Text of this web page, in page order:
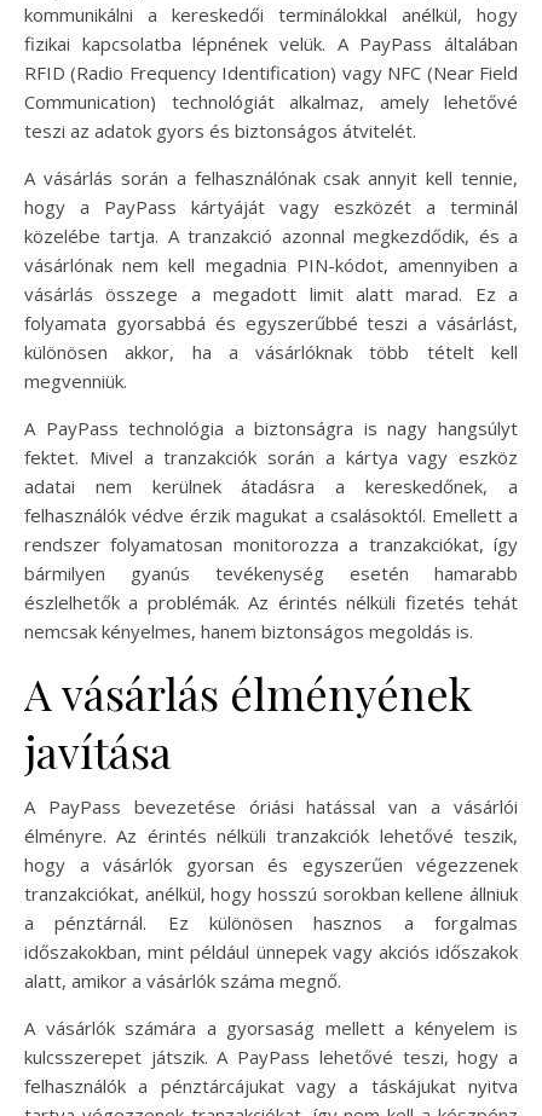
kommunikálni a kereskedői terminálokkal anélkül, hogy
fizikai kapcsolatba lépnének velük. A PayPass általában
RFID (Radio Frequency Identification) vagy NFC (Near Field
Communication) technológiát alkalmaz, amely lehetővé
teszi az adatok gyors és biztonságos átvitelét.
A vásárlás során a felhasználónak csak annyit kell tennie,
hogy a PayPass kártyáját vagy eszközét a terminál
közelébe tartja. A tranzakció azonnal megkezdődik, és a
vásárlónak nem kell megadnia PIN-kódot, amennyiben a
vásárlás összege a megadott limit alatt marad. Ez a
folyamata gyorsabbá és egyszerűbbé teszi a vásárlást,
különösen akkor, ha a vásárlóknak több tételt kell
megvenniük.
A PayPass technológia a biztonságra is nagy hangsúlyt
fektet. Mivel a tranzakciók során a kártya vagy eszköz
adatai nem kerülnek átadásra a kereskedőnek, a
felhasználók védve érzik magukat a csalásoktól. Emellett a
rendszer folyamatosan monitorozza a tranzakciókat, így
bármilyen gyanús tevékenység esetén hamarabb
észlelhetők a problémák. Az érintés nélküli fizetés tehát
nemcsak kényelmes, hanem biztonságos megoldás is.
A vásárlás élményének
javítása
A PayPass bevezetése óriási hatással van a vásárlói
élményre. Az érintés nélküli tranzakciók lehetővé teszik,
hogy a vásárlók gyorsan és egyszerűen végezzenek
tranzakciókat, anélkül, hogy hosszú sorokban kellene állniuk
a pénztárnál. Ez különösen hasznos a forgalmas
időszakokban, mint például ünnepek vagy akciós időszakok
alatt, amikor a vásárlók száma megnő.
A vásárlók számára a gyorsaság mellett a kényelem is
kulcsszerepet játszik. A PayPass lehetővé teszi, hogy a
felhasználók a pénztárcájukat vagy a táskájukat nyitva